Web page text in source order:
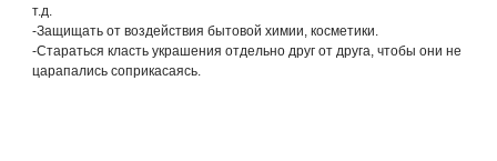
т.д.
-Защищать от воздействия бытовой химии, косметики.
-Стараться класть украшения отдельно друг от друга, чтобы они не
царапались соприкасаясь.